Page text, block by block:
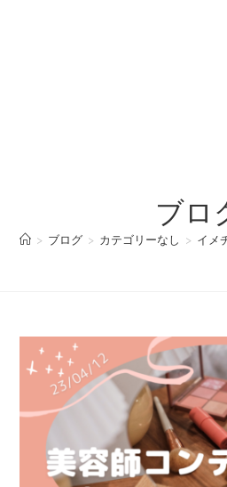
ブロ
> ブログ > カテゴリーなし > イメ